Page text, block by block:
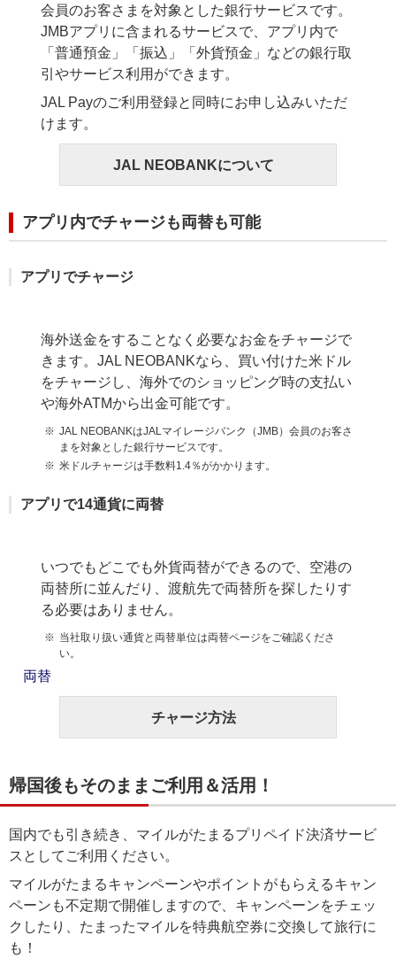
会員のお客さまを対象とした銀行サービスです。
JMBアプリに含まれるサービスで、アプリ内で
「普通預金」「振込」「外貨預金」などの銀行取
引やサービス利用ができます。
JAL Payのご利用登録と同時にお申し込みいただ
けます。
JAL NEOBANKについて
アプリ内でチャージも両替も可能
アプリでチャージ
海外送金をすることなく必要なお金をチャージで
きます。JAL NEOBANKなら、買い付けた米ドル
をチャージし、海外でのショッピング時の支払い
や海外ATMから出金可能です。
JAL NEOBANKはJALマイレージバンク（JMB）会員のお客さ
まを対象とした銀行サービスです。
米ドルチャージは手数料1.4％がかかります。
アプリで14通貨に両替
いつでもどこでも外貨両替ができるので、空港の
両替所に並んだり、渡航先で両替所を探したりす
る必要はありません。
当社取り扱い通貨と両替単位は両替ページをご確認くださ
い。
両替
チャージ方法
帰国後もそのままご利用＆活用！
国内でも引き続き、マイルがたまるプリペイド決済サービ
スとしてご利用ください。
マイルがたまるキャンペーンやポイントがもらえるキャン
ペーンも不定期で開催しますので、キャンペーンをチェッ
クしたり、たまったマイルを特典航空券に交換して旅行に
も！